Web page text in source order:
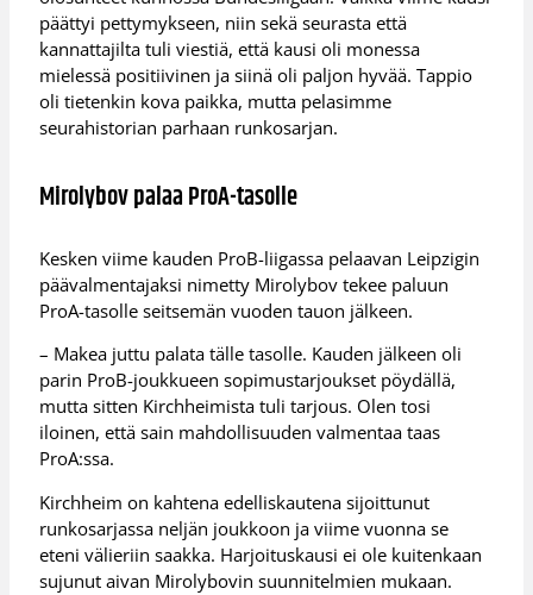
päättyi pettymykseen, niin sekä seurasta että
kannattajilta tuli viestiä, että kausi oli monessa
mielessä positiivinen ja siinä oli paljon hyvää. Tappio
oli tietenkin kova paikka, mutta pelasimme
seurahistorian parhaan runkosarjan.
Mirolybov palaa ProA-tasolle
Kesken viime kauden ProB-liigassa pelaavan Leipzigin
päävalmentajaksi nimetty Mirolybov tekee paluun
ProA-tasolle seitsemän vuoden tauon jälkeen.
– Makea juttu palata tälle tasolle. Kauden jälkeen oli
parin ProB-joukkueen sopimustarjoukset pöydällä,
mutta sitten Kirchheimista tuli tarjous. Olen tosi
iloinen, että sain mahdollisuuden valmentaa taas
ProA:ssa.
Kirchheim on kahtena edelliskautena sijoittunut
runkosarjassa neljän joukkoon ja viime vuonna se
eteni välieriin saakka. Harjoituskausi ei ole kuitenkaan
sujunut aivan Mirolybovin suunnitelmien mukaan.